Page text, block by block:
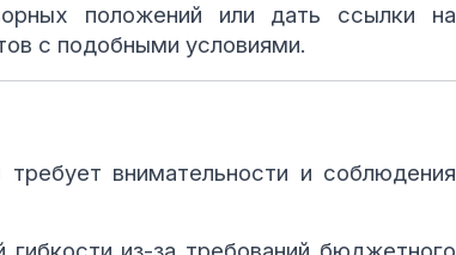
положений или дать ссылки на
с подобными условиями.
требует внимательности и соблюдения